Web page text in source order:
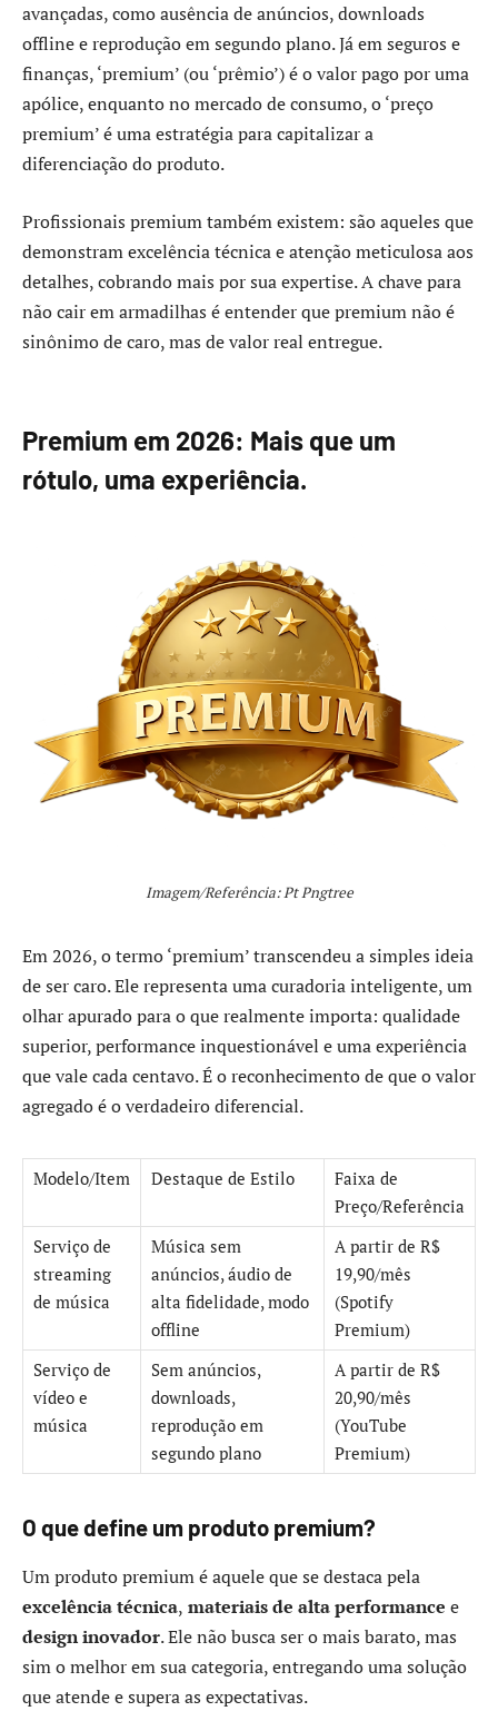
avançadas, como ausência de anúncios, downloads
offline e reprodução em segundo plano. Já em seguros e
finanças, ‘premium’ (ou ‘prêmio’) é o valor pago por uma
apólice, enquanto no mercado de consumo, o ‘preço
premium’ é uma estratégia para capitalizar a
diferenciação do produto.
Profissionais premium também existem: são aqueles que
demonstram excelência técnica e atenção meticulosa aos
detalhes, cobrando mais por sua expertise. A chave para
não cair em armadilhas é entender que premium não é
sinônimo de caro, mas de valor real entregue.
Premium em 2026: Mais que um
rótulo, uma experiência.
Imagem/Referência: Pt Pngtree
Em 2026, o termo ‘premium’ transcendeu a simples ideia
de ser caro. Ele representa uma curadoria inteligente, um
olhar apurado para o que realmente importa: qualidade
superior, performance inquestionável e uma experiência
que vale cada centavo. É o reconhecimento de que o valor
agregado é o verdadeiro diferencial.
Modelo/Item Destaque de Estilo
Faixa de
Preço/Referência
Serviço de
streaming
de música
Música sem
anúncios, áudio de
alta fidelidade, modo
offline
A partir de R$
19,90/mês
(Spotify
Premium)
Serviço de
vídeo e
música
Sem anúncios,
downloads,
reprodução em
segundo plano
A partir de R$
20,90/mês
(YouTube
Premium)
O que define um produto premium?
Um produto premium é aquele que se destaca pela
excelência técnica, materiais de alta performance e
design inovador. Ele não busca ser o mais barato, mas
sim o melhor em sua categoria, entregando uma solução
que atende e supera as expectativas.